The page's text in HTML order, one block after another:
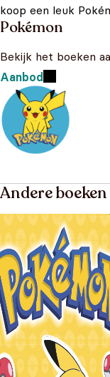
koop een leuk
Pokémon
Bekijk het boeken
Aanbod
Andere